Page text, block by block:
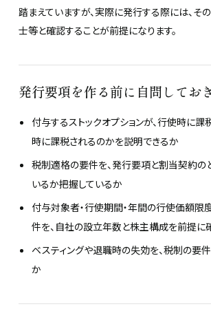
踏まえていますが、実際に発行する際には、そ
士等と確認することが前提になります。
発行要項を作る前に自問してお
付与するストックオプションが、行使時に課
時に課税されるのかを説明できるか
税制適格の要件を、発行要項と割当契約の
いるか把握しているか
付与対象者・行使期間・年間の行使価額限
件を、自社の設立年数と株主構成を前提に
ベスティングや退職時の失効を、税制の要
か